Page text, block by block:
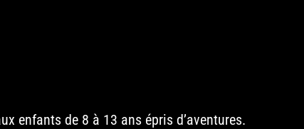
enfants de 8 à 13 ans épris d’aventures.